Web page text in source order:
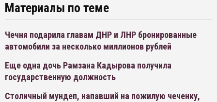
Материалы по теме
Чечня подарила главам ДНР и ЛНР бронированные
автомобили за несколько миллионов рублей
Еще одна дочь Рамзана Кадырова получила
государственную должность
Столичный мундеп, напавший на пожилую чеченку,